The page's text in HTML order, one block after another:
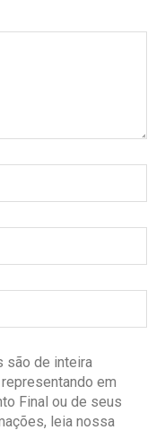
são de inteira
em
Final ou de seus
leia nossa